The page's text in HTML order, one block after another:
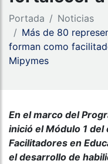
Portada
Noticias
Más de 80
forman como
Mipymes
En el marco del
inició el Módulo 1 del
Facilitadores en
el desarrollo de